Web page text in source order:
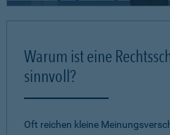
Warum ist eine
sinnvoll?
Oft reichen kleine